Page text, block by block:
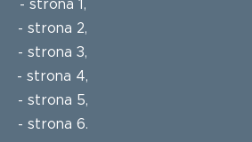
- strona 1 ,
- strona 2,
- strona 3,
- strona 4,
- strona 5,
- strona 6.